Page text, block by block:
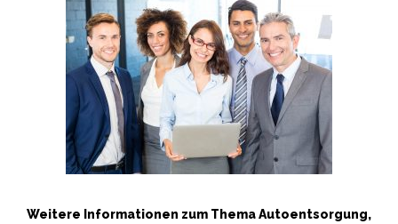
Weitere Informationen zum Thema Autoentsorgung,